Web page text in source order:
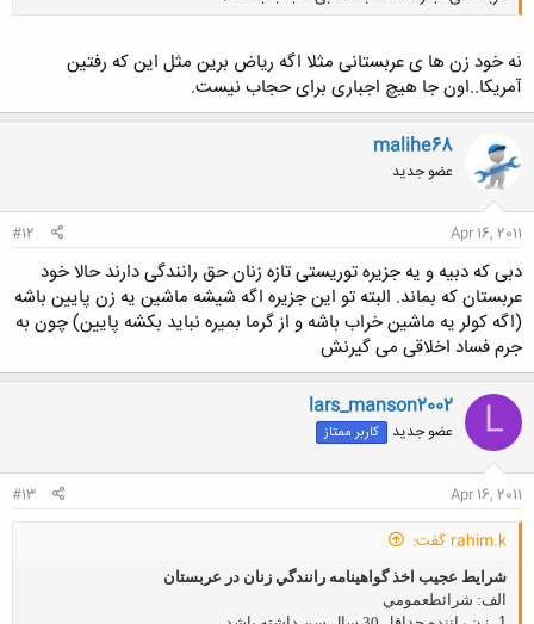
کلیک کنید تا باز شود...
نه خود زن ها ی عربستانی مثلا اگه ریاض برین مثل این که رفتین
آمریکا..اون جا هیچ اجباری برای حجاب نیست.
malihe68
عضو جدید
Apr 16, 2011
#12
دبی که دبیه و یه جزیره توریستی تازه زنان حق رانندگی دارند حالا خود
عربستان که بماند. البته تو این جزیره اگه شیشه ماشین یه زن پایین باشه
(اگه کولر یه ماشین خراب باشه و از گرما بمیره نباید بکشه پایین) چون به
جرم فساد اخلاقی می گیرنش
L
lars_manson2002
عضو جدید کاربر ممتاز
Apr 16, 2011
#13
rahim.k گفت:
شرايط عجيب اخذ گواهينامه رانندگي زنان در عربستان
الف: شرائطعمومي